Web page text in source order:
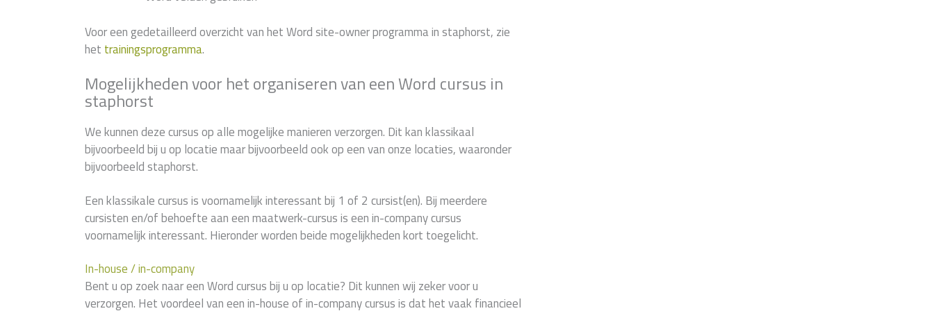
Voor een gedetailleerd overzicht van het Word site-owner programma in staphorst, zie
het trainingsprogramma.
Mogelijkheden voor het organiseren van een Word cursus in
staphorst
We kunnen deze cursus op alle mogelijke manieren verzorgen. Dit kan klassikaal
bijvoorbeeld bij u op locatie maar bijvoorbeeld ook op een van onze locaties, waaronder
bijvoorbeeld staphorst.
Een klassikale cursus is voornamelijk interessant bij 1 of 2 cursist(en). Bij meerdere
cursisten en/of behoefte aan een maatwerk-cursus is een in-company cursus
voornamelijk interessant. Hieronder worden beide mogelijkheden kort toegelicht.
In-house / in-company
Bent u op zoek naar een Word cursus bij u op locatie? Dit kunnen wij zeker voor u
verzorgen. Het voordeel van een in-house of in-company cursus is dat het vaak financieel